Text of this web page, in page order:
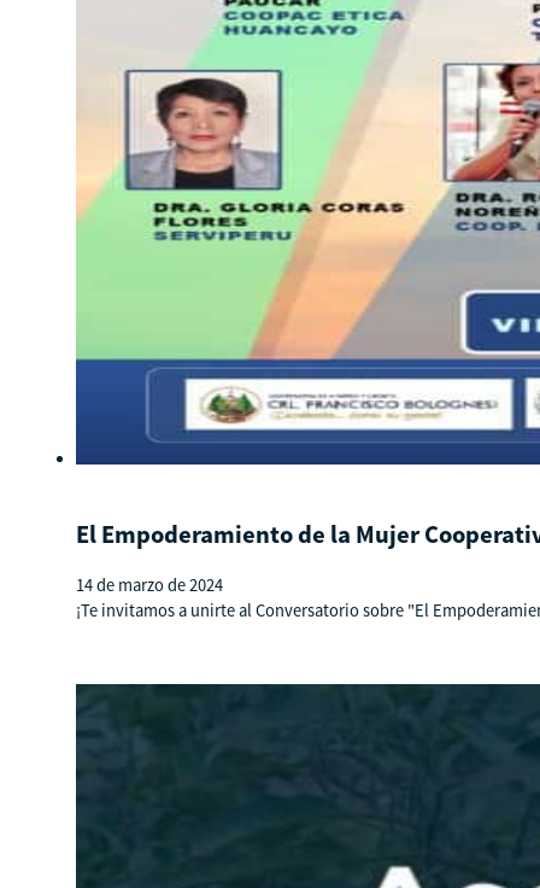
El Empoderamiento de la Mujer
14 de marzo de 2024
¡Te invitamos a unirte al Conversatorio sobre "El